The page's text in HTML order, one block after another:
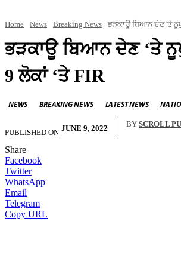
Home News Breaking News ਭੜਕਾਊ ਬਿਆਨ ਦੇਣ 'ਤੇ
ਭੜਕਾਊ ਬਿਆਨ ਦੇਣ ‘ਤੇ
9 ਲੋਕਾਂ ‘ਤੇ FIR
NEWS BREAKING NEWS LATEST NEWS
PUBLISHED ON JUNE 9, 2022 BY SCROLL
Share
Facebook
Twitter
WhatsApp
Email
Telegram
Copy URL